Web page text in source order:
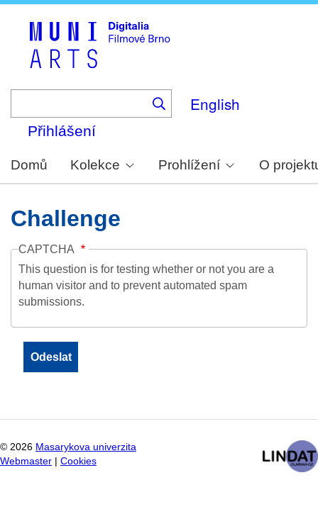
English
Přihlášení
Domů Kolekce Prohlížení O
Challenge
CAPTCHA
This question is for testing whether or not you are a
human visitor and to prevent automated spam
submissions.
© 2026 Masarykova univerzita
Webmaster
Cookies